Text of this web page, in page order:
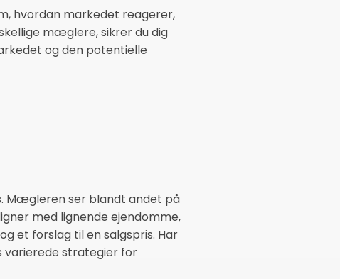
hvordan markedet reagerer,
mæglere, sikrer du dig
og den potentielle
Mægleren ser blandt andet på
med lignende ejendomme,
et forslag til en salgspris. Har
varierede strategier for